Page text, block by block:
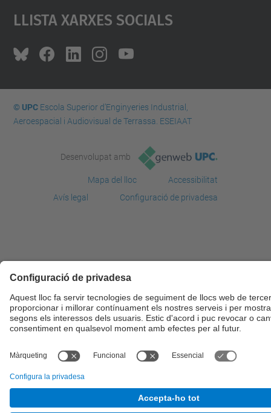
Llista Xarxes Socials
© UPCEscola Superior d’Enginyeries Industrial,
Aeroespacial i Audiovisual de Terrassa. ESEIAAT
Desenvolupat amb
Mapa del lloc
Accessibilitat
Avís legal
Configuració de privadesa